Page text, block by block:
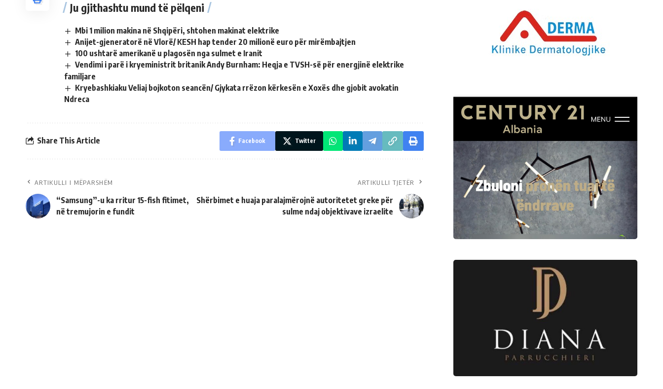
Ju gjithashtu mund të pëlqeni
Mbi 1 milion makina në Shqipëri, shtohen makinat elektrike
Anijet-gjeneratorë në Vlorë/ KESH hap tender 20 milionë euro për mirëmbajtjen
100 ushtarë amerikanë u plagosën nga sulmet e Iranit
Vendimi i parë i kryeministrit britanik Andy Burnham: Heqja e TVSH-së për energjinë elektrike
familjare
Kryebashkiaku Veliaj bojkoton seancën/ Gjykata rrëzon kërkesën e Xoxës dhe gjobit avokatin
Ndreca
Share This Article Facebook Twitter
ARTIKULLI I MËPARSHËM
“Samsung”-u ka rritur 15-fish fitimet,
në tremujorin e fundit
ARTIKULLI TJETËR
Shërbimet e huaja paralajmërojnë autoritetet greke për
sulme ndaj objektivave izraelite